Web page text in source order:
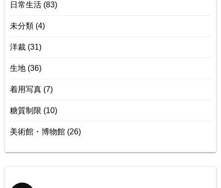
日常生活 (83)
未分類 (4)
洋裁 (31)
生地 (36)
着用写真 (7)
糖質制限 (10)
美術館・博物館 (26)